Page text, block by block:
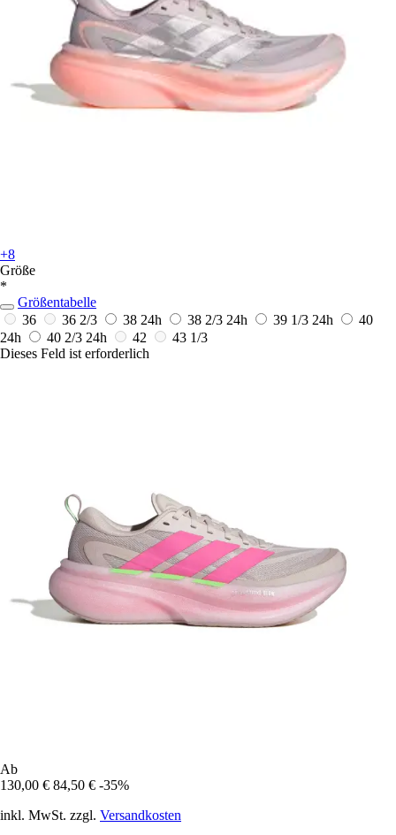
+8
Größe
*
Größentabelle
36
36 2/3 38 24h 38 2/3 24h 39 1/3 24h
40
24h
40 2/3 24h 42
43 1/3
Dieses Feld ist erforderlich
Ab
130,00 € 84,50 € -35%
inkl. MwSt. zzgl. Versandkosten